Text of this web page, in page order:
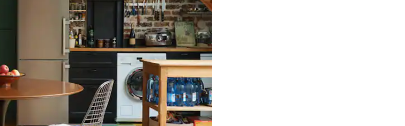
para cima e para baixo do teclado ou tocando e deslizando o dedo na tela.